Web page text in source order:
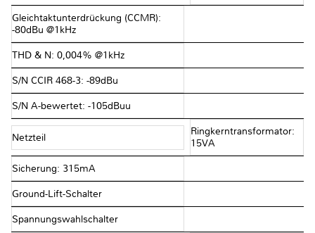
Gleichtaktunterdrückung (CCMR):
-80dBu @1kHz
THD & N: 0,004% @1kHz
S/N CCIR 468-3: -89dBu
S/N A-bewertet: -105dBuu
Netzteil
Ringkerntransformator:
15VA
Sicherung: 315mA
Ground-Lift-Schalter
Spannungswahlschalter